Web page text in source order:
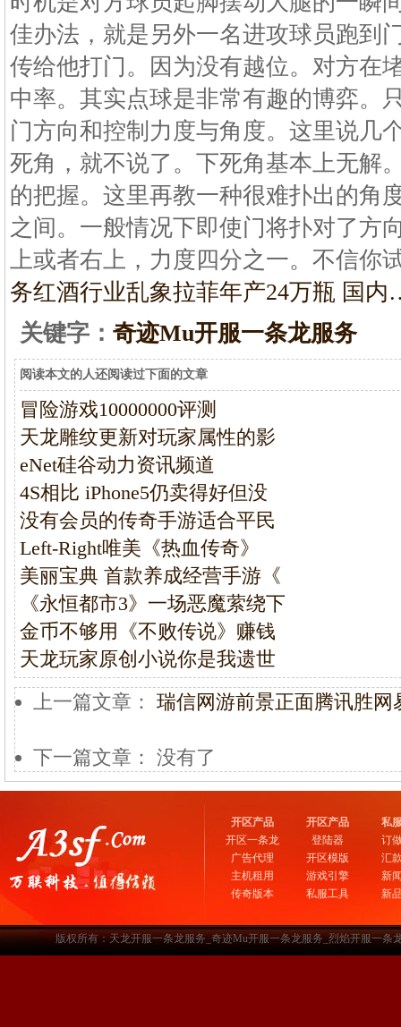
佳办法，就是另外一名进攻球员跑到
传给他打门。因为没有越位。对方在
中率。其实点球是非常有趣的博弈。
门方向和控制力度与角度。这里说几
死角，就不说了。下死角基本上无解
的把握。这里再教一种很难扑出的角
之间。一般情况下即使门将扑对了方
上或者右上，力度四分之一。不信你
务红酒行业乱象拉菲年产24万瓶 国
关键字： 奇迹Mu开服一条龙服务
阅读本文的人还阅读过下面的文章
冒险游戏10000000评测
天龙雕纹更新对玩家属性的影
eNet硅谷动力资讯频道
4S相比 iPhone5仍卖得好但没
没有会员的传奇手游适合平民
Left-Right唯美《热血传奇》
美丽宝典 首款养成经营手游《
《永恒都市3》一场恶魔萦绕下
金币不够用《不败传说》赚钱
天龙玩家原创小说你是我遗世
上一篇文章： 瑞信网游前景正面腾讯胜网
下一篇文章： 没有了
开区产品
开区一条龙
广告代理
主机租用
传奇版本
开区产品
登陆器
开区模版
游戏引擎
私服工具
私
订
汇
新
新
版权所有：天龙开服一条龙服务_奇迹Mu开服一条龙服务_烈焰开服一条